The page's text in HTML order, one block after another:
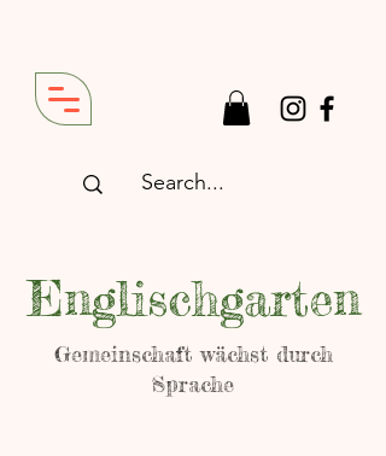
Englischgarten
Gemeinschaft wächst durch
Sprache